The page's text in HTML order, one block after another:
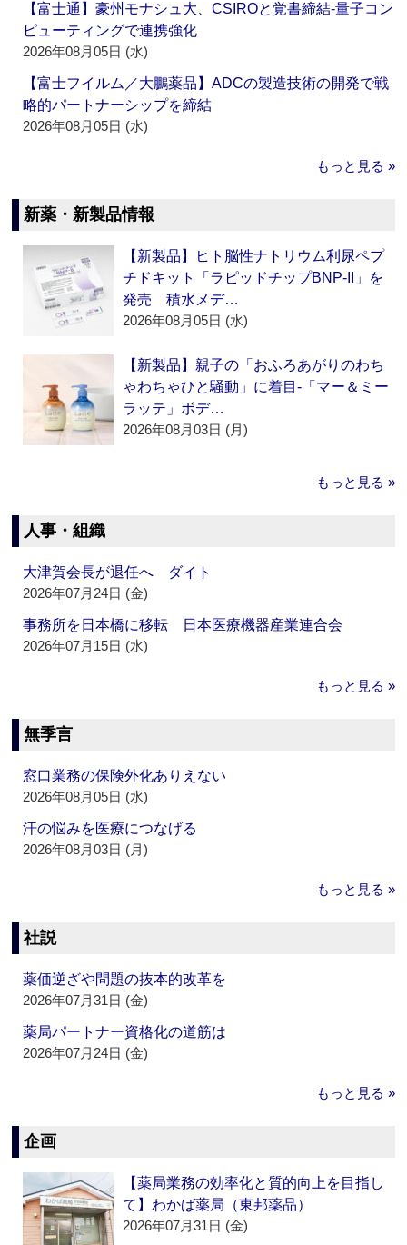
【富士通】豪州モナシュ大、CSIROと覚書締結‐量子コン
ピューティングで連携強化
2026年08月05日 (水)
【富士フイルム／大鵬薬品】ADCの製造技術の開発で戦
略的パートナーシップを締結
2026年08月05日 (水)
もっと見る »
新薬・新製品情報
【新製品】ヒト脳性ナトリウム利尿ペプ
チドキット「ラピッドチップBNP-II」を
発売 積水メデ…
2026年08月05日 (水)
【新製品】親子の「おふろあがりのわち
ゃわちゃひと騒動」に着目‐「マー＆ミー
ラッテ」ボデ…
2026年08月03日 (月)
もっと見る »
人事・組織
大津賀会長が退任へ ダイト
2026年07月24日 (金)
事務所を日本橋に移転 日本医療機器産業連合会
2026年07月15日 (水)
もっと見る »
無季言
窓口業務の保険外化ありえない
2026年08月05日 (水)
汗の悩みを医療につなげる
2026年08月03日 (月)
もっと見る »
社説
薬価逆ざや問題の抜本的改革を
2026年07月31日 (金)
薬局パートナー資格化の道筋は
2026年07月24日 (金)
もっと見る »
企画
【薬局業務の効率化と質的向上を目指し
て】わかば薬局（東邦薬品）
2026年07月31日 (金)